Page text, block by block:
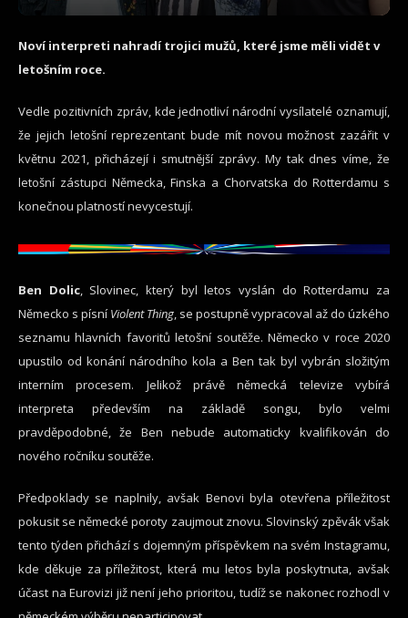
Noví interpreti nahradí trojici mužů, které jsme měli vidět v
letošním roce.
Vedle pozitivních zpráv, kde jednotliví národní vysílatelé oznamují,
že jejich letošní reprezentant bude mít novou možnost zazářit v
květnu 2021, přicházejí i smutnější zprávy. My tak dnes víme, že
letošní zástupci Německa, Finska a Chorvatska do Rotterdamu s
konečnou platností nevycestují.
Ben Dolic, Slovinec, který byl letos vyslán do Rotterdamu za
Německo s písní Violent Thing, se postupně vypracoval až do úzkého
seznamu hlavních favoritů letošní soutěže. Německo v roce 2020
upustilo od konání národního kola a Ben tak byl vybrán složitým
interním procesem. Jelikož právě německá televize vybírá
interpreta především na základě songu, bylo velmi
pravděpodobné, že Ben nebude automaticky kvalifikován do
nového ročníku soutěže.
Předpoklady se naplnily, avšak Benovi byla otevřena příležitost
pokusit se německé poroty zaujmout znovu. Slovinský zpěvák však
tento týden přichází s dojemným příspěvkem na svém Instagramu,
kde děkuje za příležitost, která mu letos byla poskytnuta, avšak
účast na Eurovizi již není jeho prioritou, tudíž se nakonec rozhodl v